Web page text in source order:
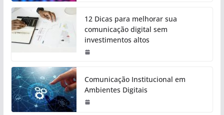
12 Dicas para melhorar sua
comunicação digital sem
investimentos altos
Comunicação Institucional em
Ambientes Digitais